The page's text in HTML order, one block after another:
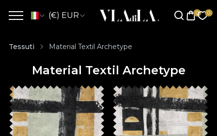
(€) EUR
Tessuti Material Textil Archetype
Material Textil Archetype